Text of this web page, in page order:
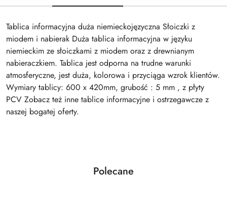
Tablica informacyjna duża niemieckojęzyczna Słoiczki z
miodem i nabierak Duża tablica informacyjna w języku
niemieckim ze słoiczkami z miodem oraz z drewnianym
nabieraczkiem. Tablica jest odporna na trudne warunki
atmosferyczne, jest duża, kolorowa i przyciąga wzrok klientów.
Wymiary tablicy: 600 x 420mm, grubość : 5 mm , z płyty
PCV Zobacz też inne tablice informacyjne i ostrzegawcze z
naszej bogatej oferty.
Pomiń karuzelę produktów
Produkty
Polecane